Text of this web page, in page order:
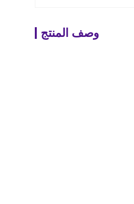
وصف المنتج